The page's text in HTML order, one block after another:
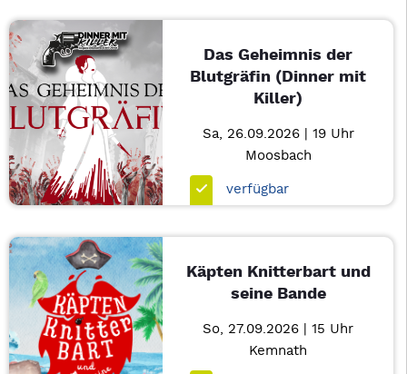
Das Geheimnis der
Blutgräfin (Dinner mit
Killer)
Sa, 26.09.2026 | 19 Uhr
Moosbach
verfügbar
Käpten Knitterbart und
seine Bande
So, 27.09.2026 | 15 Uhr
Kemnath